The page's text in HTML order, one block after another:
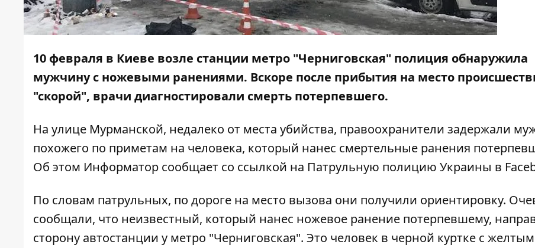
10 февраля в Киеве возле станции метро "Черниговская" полиция обнаружила
мужчину с ножевыми ранениями. Вскоре после прибытия на место
"скорой", врачи диагностировали смерть потерпевшего.
На улице Мурманской, недалеко от места убийства, правоохранители задержали
похожего по приметам на человека, который нанес смертельные ранения
Об этом Информатор сообщает со ссылкой на Патрульную полицию Украины в
По словам патрульных, по дороге на место вызова они получили ориентировку.
сообщали, что неизвестный, который нанес ножевое ранение потерпевшему,
сторону автостанции у метро "Черниговская". Это человек в черной куртке с